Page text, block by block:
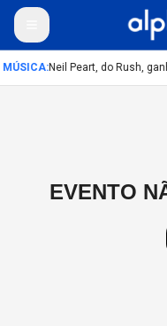
MÚSICA:Neil Peart, do Rush,
EVENTO